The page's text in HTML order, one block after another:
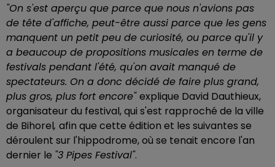
"On s'est aperçu que parce que nous n'avions pas
de tête d'affiche, peut-être aussi parce que les gens
manquent un petit peu de curiosité, ou parce qu'il y
a beaucoup de propositions musicales en terme de
festivals pendant l'été, qu'on avait manqué de
spectateurs. On a donc décidé de faire plus grand,
plus gros, plus fort encore"explique David Dauthieux,
organisateur du festival, qui s'est rapproché de la ville
de Bihorel, afin que cette édition et les suivantes se
déroulent sur l'hippodrome, où se tenait encore l'an
dernier le "3 Pipes Festival".